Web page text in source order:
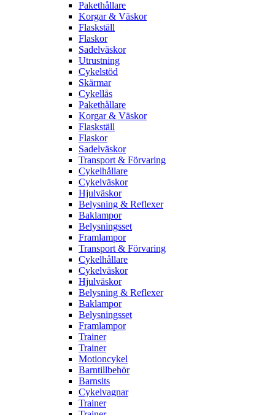
Pakethållare
Korgar & Väskor
Flaskställ
Flaskor
Sadelväskor
Utrustning
Cykelstöd
Skärmar
Cykellås
Pakethållare
Korgar & Väskor
Flaskställ
Flaskor
Sadelväskor
Transport & Förvaring
Cykelhållare
Cykelväskor
Hjulväskor
Belysning & Reflexer
Baklampor
Belysningsset
Framlampor
Transport & Förvaring
Cykelhållare
Cykelväskor
Hjulväskor
Belysning & Reflexer
Baklampor
Belysningsset
Framlampor
Trainer
Trainer
Motioncykel
Barntillbehör
Barnsits
Cykelvagnar
Trainer